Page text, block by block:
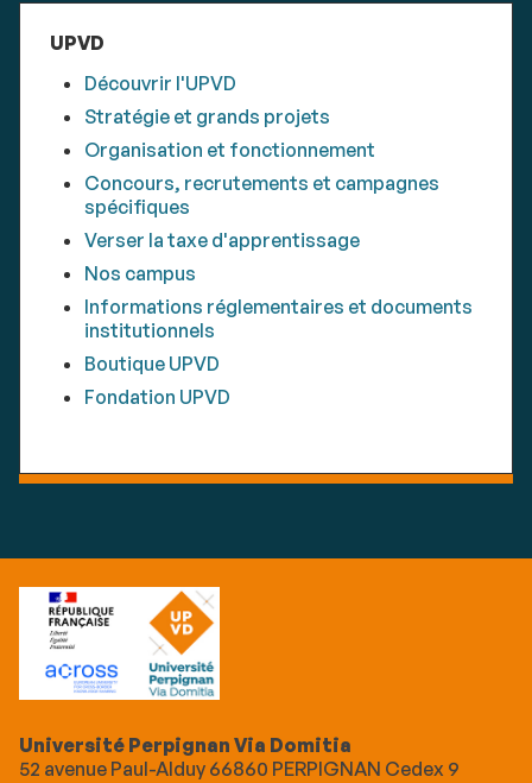
UPVD
Découvrir l'UPVD
Stratégie et grands projets
Organisation et fonctionnement
Concours, recrutements et campagnes
spécifiques
Verser la taxe d'apprentissage
Nos campus
Informations réglementaires et documents
institutionnels
Boutique UPVD
Fondation UPVD
Université Perpignan Via Domitia
52 avenue Paul-Alduy 66860 PERPIGNAN Cedex 9